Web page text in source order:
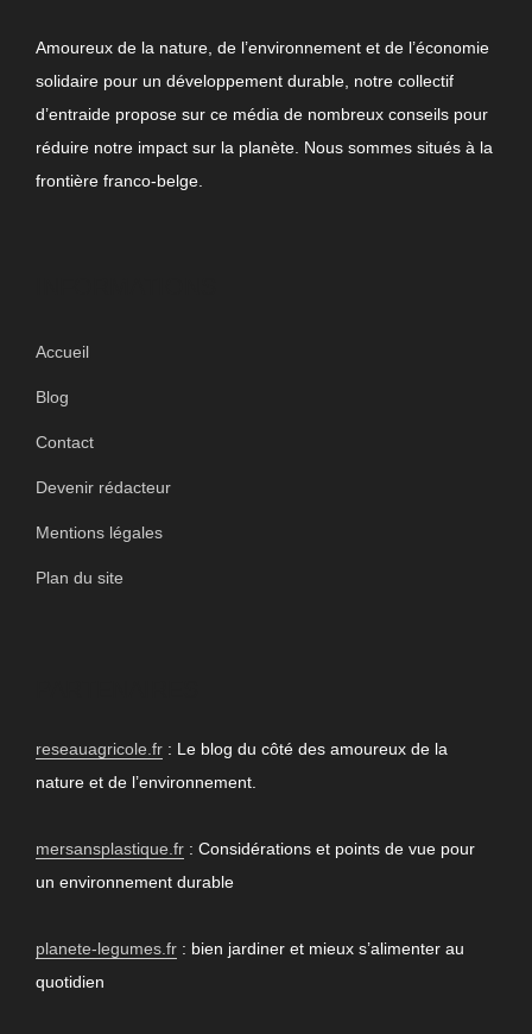
Amoureux de la nature, de l’environnement et de l’économie
solidaire pour un développement durable, notre collectif
d’entraide propose sur ce média de nombreux conseils pour
réduire notre impact sur la planète. Nous sommes situés à la
frontière franco-belge.
Accueil
Blog
Contact
Devenir rédacteur
Mentions légales
Plan du site
reseauagricole.fr : Le blog du côté des amoureux de la
nature et de l’environnement.
mersansplastique.fr : Considérations et points de vue pour
un environnement durable
planete-legumes.fr : bien jardiner et mieux s’alimenter au
quotidien